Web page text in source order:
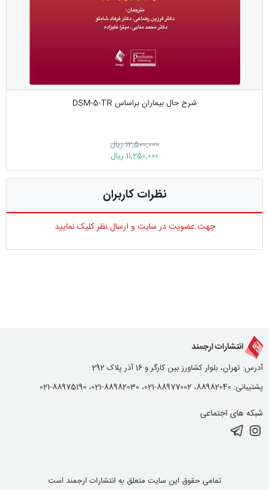
شرح حال بیماران براساس DSM-5-TR
12,500,000 ریال
11,250,000 ریال
نظرات کاربران
جهت عضویت در سایت و ارسال نظر کلیک نمایید
انتشارات ارجمند
آدرس: تهران، بلوار کشاورز بین کارگر و 16 آذر پلاک 292
پشتیبانی: 88982040، 88977002-021، 88982030-021، 88975190-021
شبکه های اجتماعی
تمامی حقوق این سایت متعلق به انتشارات ارجمند است